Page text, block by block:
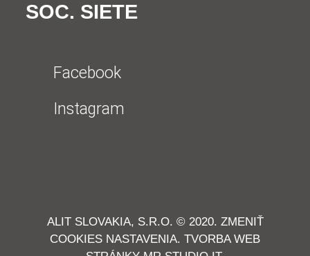
SOC. SIETE
Facebook
Instagram
ALIT SLOVAKIA, S.R.O. © 2020. ZMENIŤ
COOKIES NASTAVENIA. TVORBA WEB